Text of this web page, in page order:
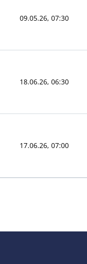
09.05.26, 07:30
18.06.26, 06:30
17.06.26, 07:00